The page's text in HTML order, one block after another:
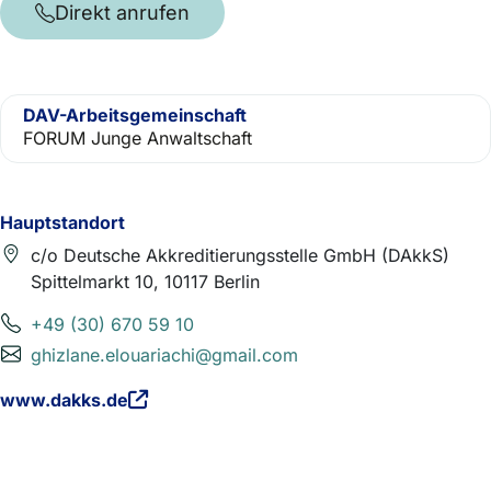
Hauptstandort
c/o Deutsche Akkreditierungsstelle GmbH (DAkkS)
Spittelmarkt 10, 10117 Berlin
+49 (30) 670 59 10
ghizlane.elouariachi@gmail.com
www.dakks.de
Direkt anrufen
DAV-Arbeitsgemeinschaft
FORUM Junge Anwaltschaft